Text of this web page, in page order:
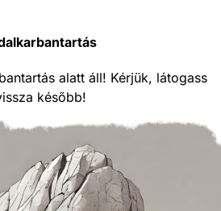
alatt áll! Kérjük, látogass
később!